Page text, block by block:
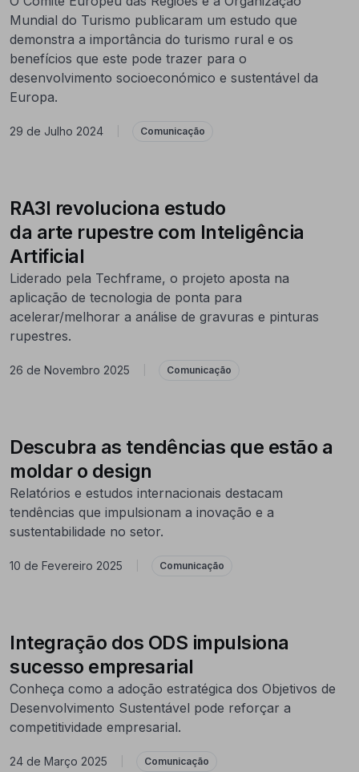
Mundial do Turismo publicaram um estudo que
demonstra a importância do turismo rural e os
benefícios que este pode trazer para o
desenvolvimento socioeconómico e sustentável da
Europa.
29 de Julho 2024 Comunicação
RA3I revoluciona estudo
da arte rupestre com Inteligência
Artificial
Liderado pela Techframe, o projeto aposta na
aplicação de tecnologia de ponta para
acelerar/melhorar a análise de gravuras e pinturas
rupestres.
26 de Novembro 2025 Comunicação
Descubra as tendências que estão a
moldar o design
Relatórios e estudos internacionais destacam
tendências que impulsionam a inovação e a
sustentabilidade no setor.
10 de Fevereiro 2025 Comunicação
Integração dos ODS impulsiona
sucesso empresarial
Conheça como a adoção estratégica dos Objetivos de
Desenvolvimento Sustentável pode reforçar a
competitividade empresarial.
24 de Março 2025 Comunicação